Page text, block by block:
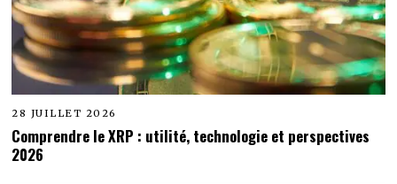
28 JUILLET 2026
Comprendre le XRP : utilité, technologie et perspectives
2026